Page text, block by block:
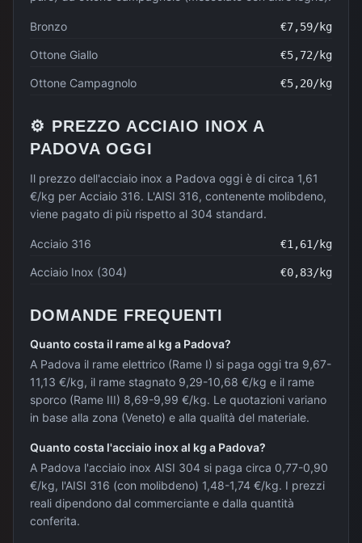
Bronzo €7,59/kg
Ottone Giallo €5,72/kg
Ottone Campagnolo €5,20/kg
⚙️ PREZZO ACCIAIO INOX A
PADOVA OGGI
Il prezzo dell'acciaio inox a Padova oggi è di circa 1,61
€/kg per Acciaio 316. L'AISI 316, contenente molibdeno,
viene pagato di più rispetto al 304 standard.
Acciaio 316 €1,61 /kg
Acciaio Inox (304) €0,83/kg
DOMANDE FREQUENTI
Quanto costa il rame al kg a Padova?
A Padova il rame elettrico (Rame I) si paga oggi tra 9,67-
11,13 €/kg, il rame stagnato 9,29-10,68 €/kg e il rame
sporco (Rame III) 8,69-9,99 €/kg. Le quotazioni variano
in base alla zona (Veneto) e alla qualità del materiale.
Quanto costa l'acciaio inox al kg a Padova?
A Padova l'acciaio inox AISI 304 si paga circa 0,77-0,90
€/kg, l'AISI 316 (con molibdeno) 1,48-1,74 €/kg. I prezzi
reali dipendono dal commerciante e dalla quantità
conferita.